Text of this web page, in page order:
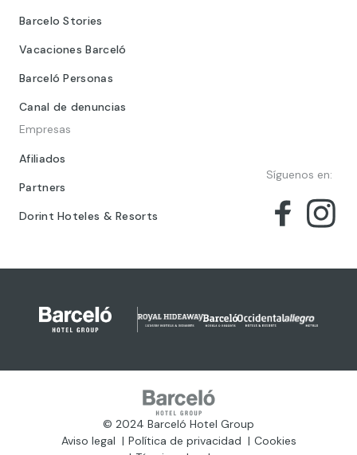
Barcelo Stories
Vacaciones Barceló
Barceló Personas
Canal de denuncias
Empresas
Afiliados
Partners
Dorint Hoteles & Resorts
Síguenos en:
© 2024 Barceló Hotel Group
Aviso legal
Política de privacidad
Cookies